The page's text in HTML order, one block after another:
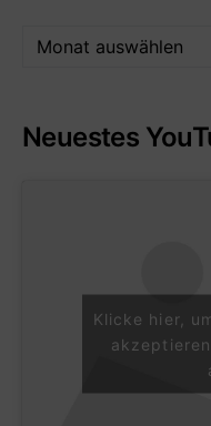
Neuestes
Klicke hier,